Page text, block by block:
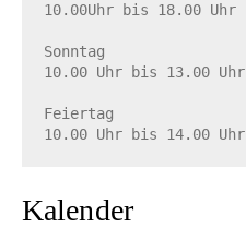
10.00Uhr bis 18.00 Uhr
Sonntag
10.00 Uhr bis 13.00 Uhr
Feiertag
10.00 Uhr bis 14.00 Uhr
Kalender